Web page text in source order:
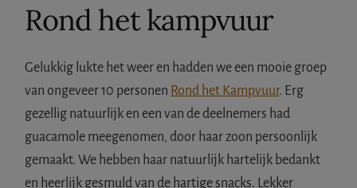
Rond het kampvuur
Gelukkig lukte het weer en hadden we een mooie groep
van ongeveer 10 personen Rond het Kampvuur. Erg
gezellig natuurlijk en een van de deelnemers had
guacamole meegenomen, door haar zoon persoonlijk
gemaakt. We hebben haar natuurlijk hartelijk bedankt
en heerlijk gesmuld van de hartige snacks. Lekker